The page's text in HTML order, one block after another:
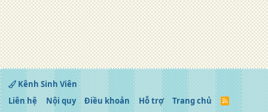
Kênh Sinh Viên
Liên hệ
Nội quy Điều khoản Hỗ trợ Trang chủ
R